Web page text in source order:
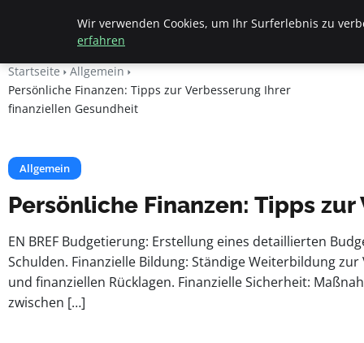
Apemania Shop
Startseite
Allgemein
Persönliche Finanzen: Tipps zur Verbesserung Ihrer
finanziellen Gesundheit
Allgemein
Persönliche Finanzen: Tipps
EN BREF Budgetierung: Erstellung eines detaillierten
Schulden. Finanzielle Bildung: Ständige Weiterbildung
und finanziellen Rücklagen. Finanzielle Sicherheit:
zwischen […]
Wir verwenden Cookies, um Ihr Surferlebnis zu
erfahren